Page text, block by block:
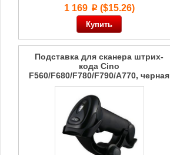
1 169 p($15.26)
Подставка для сканера штрих-
кода Cino
F560/F680/F780/F790/A770, черная